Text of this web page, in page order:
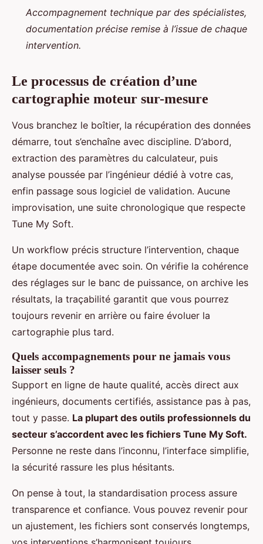
Accompagnement technique par des spécialistes,
documentation précise remise à l’issue de chaque
intervention.
Le processus de création d’une
cartographie moteur sur-mesure
Vous branchez le boîtier, la récupération des données
démarre, tout s’enchaîne avec discipline. D’abord,
extraction des paramètres du calculateur, puis
analyse poussée par l’ingénieur dédié à votre cas,
enfin passage sous logiciel de validation. Aucune
improvisation, une suite chronologique que respecte
Tune My Soft.
Un workflow précis structure l’intervention, chaque
étape documentée avec soin. On vérifie la cohérence
des réglages sur le banc de puissance, on archive les
résultats, la traçabilité garantit que vous pourrez
toujours revenir en arrière ou faire évoluer la
cartographie plus tard.
Quels accompagnements pour ne jamais vous
laisser seuls ?
Support en ligne de haute qualité, accès direct aux
ingénieurs, documents certifiés, assistance pas à pas,
tout y passe. La plupart des outils professionnels du
secteur s’accordent avec les fichiers Tune My Soft.
Personne ne reste dans l’inconnu, l’interface simplifie,
la sécurité rassure les plus hésitants.
On pense à tout, la standardisation process assure
transparence et confiance. Vous pouvez revenir pour
un ajustement, les fichiers sont conservés longtemps,